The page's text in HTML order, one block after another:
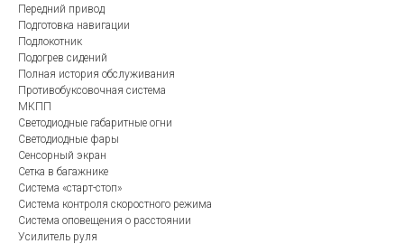
Передний привод
Подготовка навигации
Подлокотник
Подогрев сидений
Полная история обслуживания
Противобуксовочная система
МКПП
Светодиодные габаритные огни
Светодиодные фары
Сенсорный экран
Сетка в багажнике
Система «старт-стоп»
Система контроля скоростного режима
Система оповещения о расстоянии
Усилитель руля